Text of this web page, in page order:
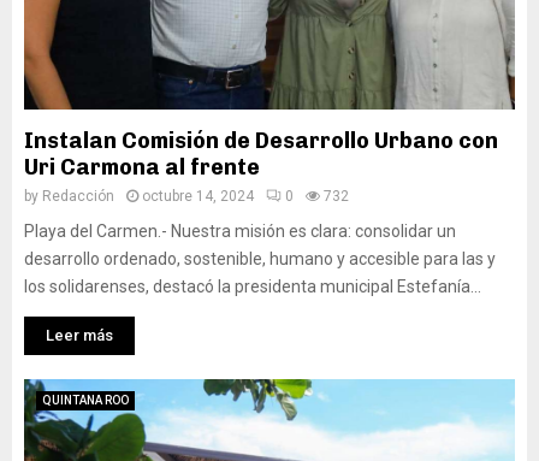
Instalan Comisión de Desarrollo Urbano con
Uri Carmona al frente
by Redacción octubre 14, 2024 0 732
Playa del Carmen.- Nuestra misión es clara: consolidar un
desarrollo ordenado, sostenible, humano y accesible para las y
los solidarenses, destacó la presidenta municipal Estefanía...
Leer más
QUINTANA ROO